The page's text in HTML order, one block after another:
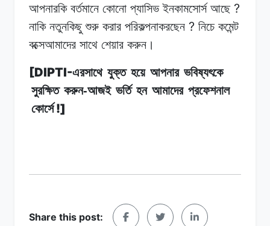
আপনারকি বর্তমানে কোনো প্যাসিভ ইনকামসোর্স আছে?
নাকি নতুনকিছু শুরু করার পরিকল্পনাকরছেন ? নিচে কমেন্ট
বক্সেআমাদের সাথে শেয়ার করুন।
[DIPTI-এরসাথে যুক্ত হয়ে আপনার ভবিষ্যৎকে
সুরক্ষিত করুন-আজই ভর্তি হন আমাদের প্রফেশনাল
কোর্সে!]
Share this post: